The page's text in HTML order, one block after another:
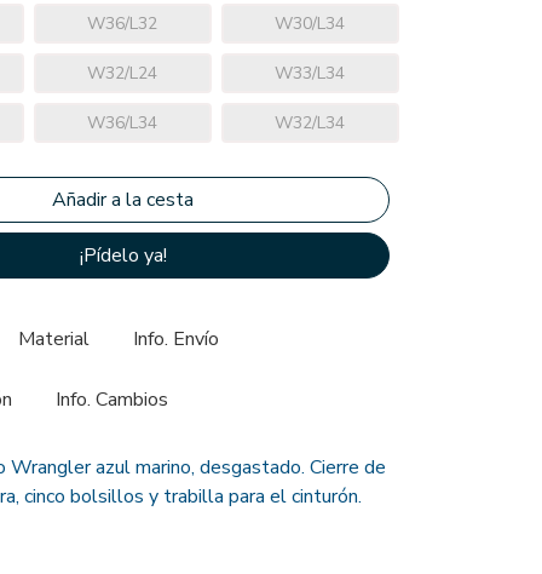
W36/L32 W30/L34
W32/L24 W33/L34
W36/L34 W32/L34
¡Pídelo ya!
Material Info. Envío
Info. Cambios
Wrangler azul marino, desgastado. Cierre de
cinco bolsillos y trabilla para el cinturón.